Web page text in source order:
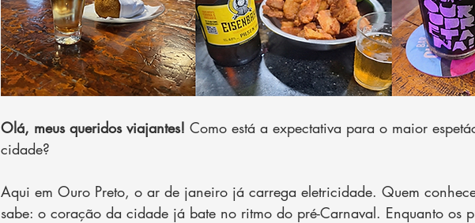
Olá, meus queridos viajantes! Como está a expectativa para o maior
cidade?
Aqui em Ouro Preto, o ar de janeiro já carrega eletricidade. Quem
sabe: o coração da cidade já bate no ritmo do pré-Carnaval. Enquanto os